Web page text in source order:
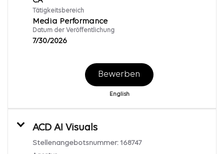
Tätigkeitsbereich
Media Performance
Datum der Veröffentlichung
7/30/2026
Bewerben
English
ACD AI Visuals
Stellenangebotsnummer: 168747